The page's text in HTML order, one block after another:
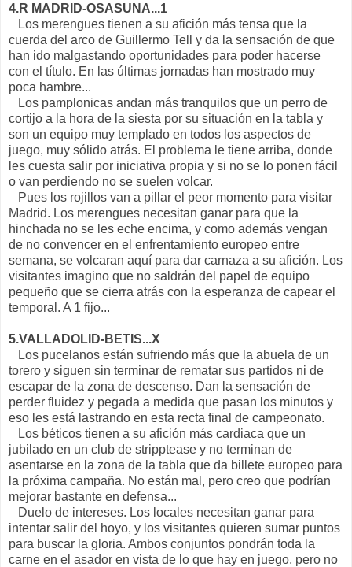
4.R MADRID-OSASUNA...1
Los merengues tienen a su afición más tensa que la
cuerda del arco de Guillermo Tell y da la sensación de que
han ido malgastando oportunidades para poder hacerse
con el título. En las últimas jornadas han mostrado muy
poca hambre...
Los pamplonicas andan más tranquilos que un perro de
cortijo a la hora de la siesta por su situación en la tabla y
son un equipo muy templado en todos los aspectos de
juego, muy sólido atrás. El problema le tiene arriba, donde
les cuesta salir por iniciativa propia y si no se lo ponen fácil
o van perdiendo no se suelen volcar.
Pues los rojillos van a pillar el peor momento para visitar
Madrid. Los merengues necesitan ganar para que la
hinchada no se les eche encima, y como además vengan
de no convencer en el enfrentamiento europeo entre
semana, se volcaran aquí para dar carnaza a su afición. Los
visitantes imagino que no saldrán del papel de equipo
pequeño que se cierra atrás con la esperanza de capear el
temporal. A 1 fijo...
5.VALLADOLID-BETIS...X
Los pucelanos están sufriendo más que la abuela de un
torero y siguen sin terminar de rematar sus partidos ni de
escapar de la zona de descenso. Dan la sensación de
perder fluidez y pegada a medida que pasan los minutos y
eso les está lastrando en esta recta final de campeonato.
Los béticos tienen a su afición más cardiaca que un
jubilado en un club de stripptease y no terminan de
asentarse en la zona de la tabla que da billete europeo para
la próxima campaña. No están mal, pero creo que podrían
mejorar bastante en defensa...
Duelo de intereses. Los locales necesitan ganar para
intentar salir del hoyo, y los visitantes quieren sumar puntos
para buscar la gloria. Ambos conjuntos pondrán toda la
carne en el asador en vista de lo que hay en juego, pero no